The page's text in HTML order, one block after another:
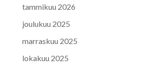
tammikuu 2026
joulukuu 2025
marraskuu 2025
lokakuu 2025